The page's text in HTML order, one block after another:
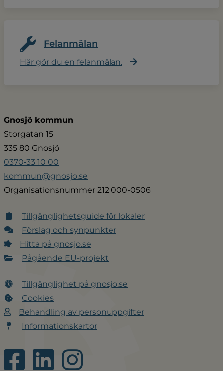
Felanmälan
Här gör du en felanmälan.
Gnosjö kommun
Storgatan 15
335 80 Gnosjö
0370‑33 10 00
kommun@gnosjo.se
Organisationsnummer 212 000-0506
Tillgänglighetsguide för lokaler
Förslag och synpunkter
Hitta på gnosjo.se
Pågående EU-projekt
Tillgänglighet på gnosjo.se
Cookies
Behandling av personuppgifter
Informationskartor